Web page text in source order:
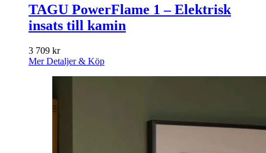
TAGU PowerFlame 1 – Elektrisk
insats till kamin
3 709 kr
Mer Detaljer & Köp